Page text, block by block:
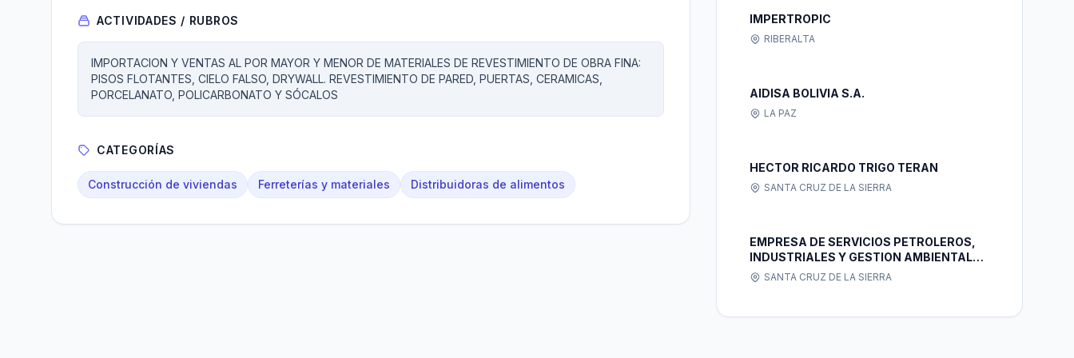
ACTIVIDADES / RUBROS
IMPORTACION Y VENTAS AL POR MAYOR Y MENOR DE MATERIALES DE REVESTIMIENTO DE OBRA FINA:
PISOS FLOTANTES, CIELO FALSO, DRYWALL. REVESTIMIENTO DE PARED, PUERTAS, CERAMICAS,
PORCELANATO, POLICARBONATO Y SÓCALOS
CATEGORÍAS
Construcción de viviendas Ferreterías y materiales Distribuidoras de alimentos
IMPERTROPIC
RIBERALTA
AIDISA BOLIVIA S.A.
LA PAZ
HECTOR RICARDO TRIGO TERAN
SANTA CRUZ DE LA SIERRA
EMPRESA DE SERVICIOS PETROLEROS,
INDUSTRIALES Y GESTION AMBIENTAL
OWL SERVICES S.R.L.
SANTA CRUZ DE LA SIERRA